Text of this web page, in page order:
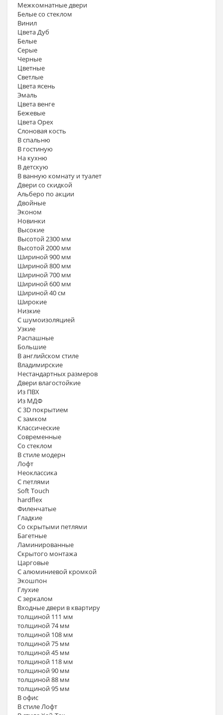
Межкомнатные двери
Белые со стеклом
Винил
Цвета Дуб
Белые
Серые
Черные
Цветные
Светлые
Цвета ясень
Эмаль
Цвета венге
Бежевые
Цвета Орех
Слоновая кость
В спальню
В гостиную
На кухню
В детскую
В ванную комнату и туалет
Двери со скидкой
Альберо по акции
Двойные
Эконом
Новинки
Высокие
Высотой 2300 мм
Высотой 2000 мм
Шириной 900 мм
Шириной 800 мм
Шириной 700 мм
Шириной 600 мм
Шириной 40 см
Широкие
Низкие
С шумоизоляцией
Узкие
Распашные
Большие
В английском стиле
Владимирские
Нестандартных размеров
Двери влагостойкие
Из ПВХ
Из МДФ
С 3D покрытием
С замком
Классические
Современные
Со стеклом
В стиле модерн
Лофт
Неоклассика
С петлями
Soft Touch
hardflex
Филенчатые
Гладкие
Со скрытыми петлями
Багетные
Ламинированные
Скрытого монтажа
Царговые
С алюминиевой кромкой
Экошпон
Глухие
С зеркалом
Входные двери в квартиру
толщиной 111 мм
толщиной 74 мм
толщиной 108 мм
толщиной 75 мм
толщиной 45 мм
толщиной 118 мм
толщиной 90 мм
толщиной 88 мм
толщиной 95 мм
В офис
В стиле Лофт